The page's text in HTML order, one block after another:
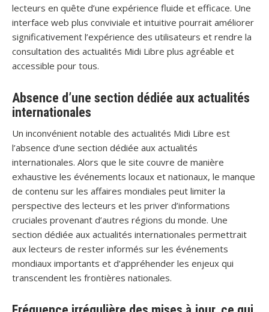
lecteurs en quête d’une expérience fluide et efficace. Une
interface web plus conviviale et intuitive pourrait améliorer
significativement l’expérience des utilisateurs et rendre la
consultation des actualités Midi Libre plus agréable et
accessible pour tous.
Absence d’une section dédiée aux actualités
internationales
Un inconvénient notable des actualités Midi Libre est
l’absence d’une section dédiée aux actualités
internationales. Alors que le site couvre de manière
exhaustive les événements locaux et nationaux, le manque
de contenu sur les affaires mondiales peut limiter la
perspective des lecteurs et les priver d’informations
cruciales provenant d’autres régions du monde. Une
section dédiée aux actualités internationales permettrait
aux lecteurs de rester informés sur les événements
mondiaux importants et d’appréhender les enjeux qui
transcendent les frontières nationales.